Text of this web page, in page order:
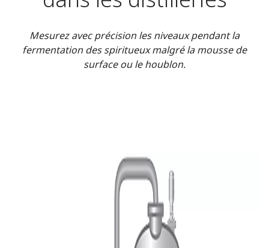
Mesurez avec précision les niveaux pendant la
fermentation des spiritueux malgré la mousse de
surface ou le houblon.